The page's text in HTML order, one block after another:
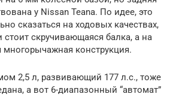
у Nissan Teana. По идее, это
сказаться на ходовых качествах,
стоит скручивающаяся балка, а на
многорычажная конструкция.
2,5 л, развивающий 177 л.с., тоже
а вот 6-диапазонный “автомат”